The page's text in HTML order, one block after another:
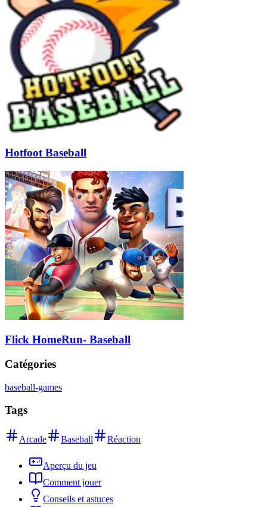
Hotfoot Baseball
Flick HomeRun- Baseball
Catégories
baseball-games
Tags
Arcade Baseball Réaction
Aperçu du jeu
Comment jouer
Conseils et astuces